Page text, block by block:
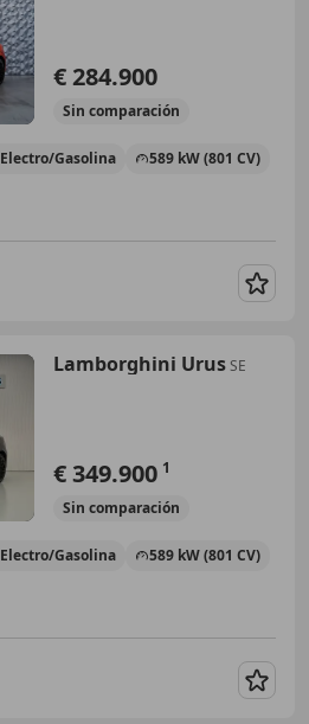
€ 284.900
Sin comparación
Electro/Gasolina 589 kW (801 CV)
Lamborghini UrusSE
€ 349.900 1
Sin comparación
Electro/Gasolina 589 kW (801 CV)